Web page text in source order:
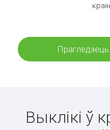
Прагледзець
Выклікі ў